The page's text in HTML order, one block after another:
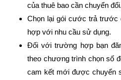
của thuê bao cần chuyển đổi.
Chọn lại gói cước trả trước
hợp với nhu cầu sử dụng.
Đối với trường hợp bạn
theo chương trình chọn số
cam kết mới được chuyển